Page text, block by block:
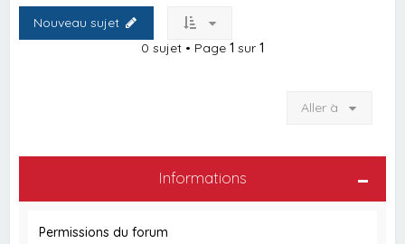
Nouveau sujet
0 sujet • Page 1 sur 1
Aller à
Informations
Permissions du forum